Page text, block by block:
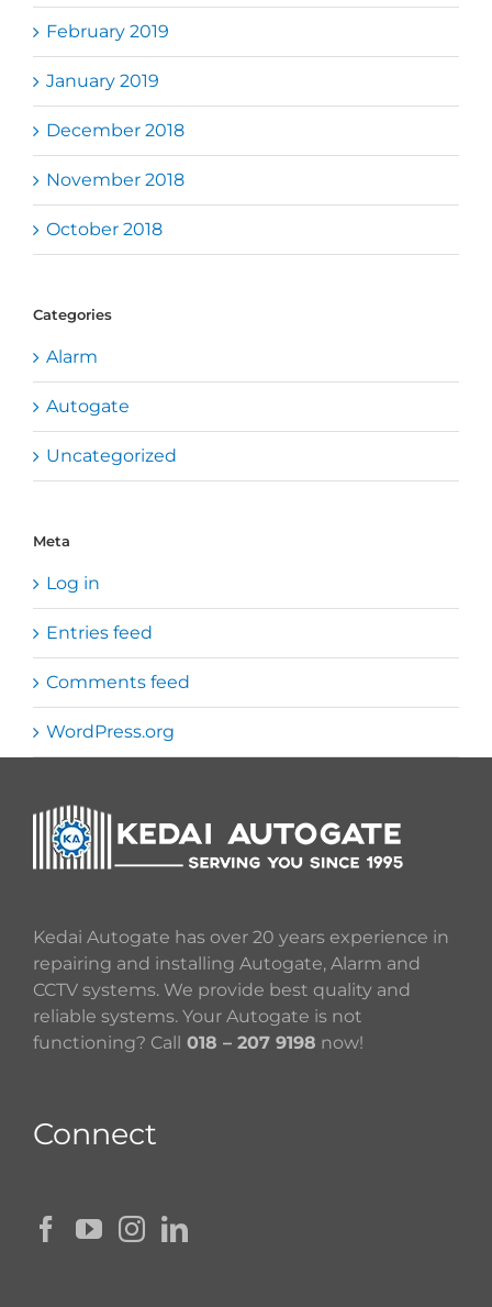
February 2019
January 2019
December 2018
November 2018
October 2018
Categories
Alarm
Autogate
Uncategorized
Meta
Log in
Entries feed
Comments feed
WordPress.org
Kedai Autogate has over 20 years experience in
repairing and installing Autogate, Alarm and
CCTV systems. We provide best quality and
reliable systems. Your Autogate is not
functioning? Call
018 – 207 9198 now!
Connect